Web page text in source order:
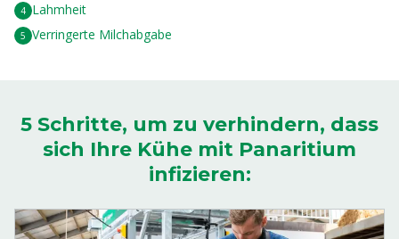
Lahmheit
Verringerte Milchabgabe
5 Schritte, um zu verhindern, dass
sich Ihre Kühe mit Panaritium
infizieren: